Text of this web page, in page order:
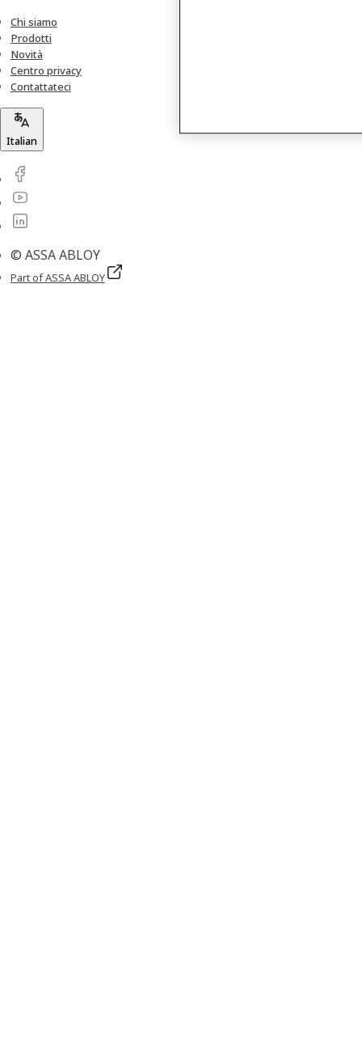
Chi siamo
Prodotti
Novità
Centro privacy
Contattateci
Italian
© ASSA ABLOY
Part of ASSA ABLOY